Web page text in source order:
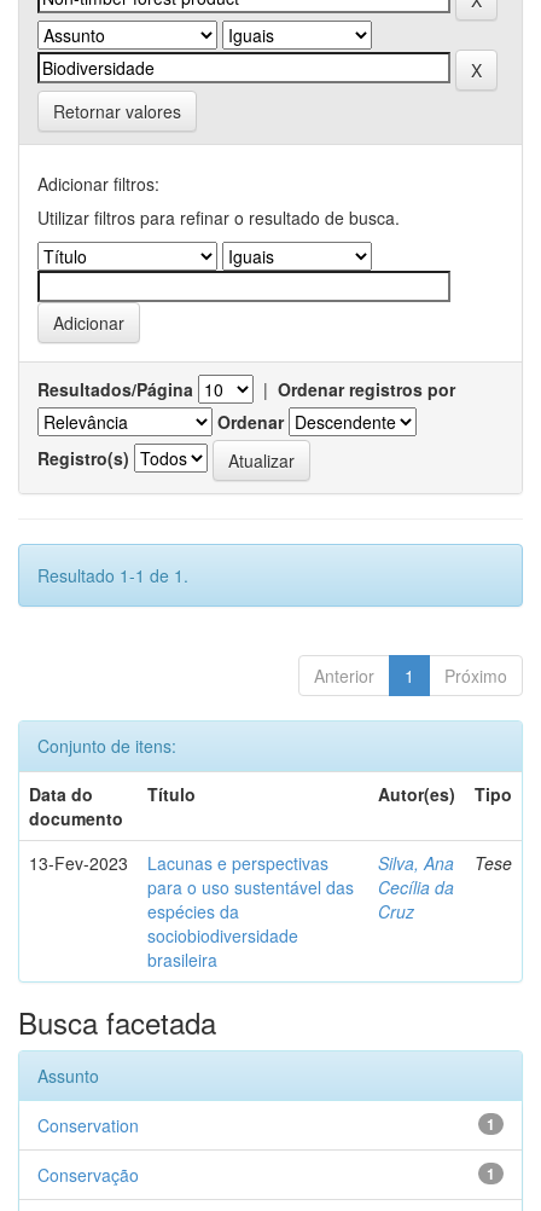
Retornar valores
Adicionar filtros:
Utilizar filtros para refinar o resultado de busca.
Resultados/Página | Ordenar registros por
Ordenar
Registro(s)
Resultado 1-1 de 1.
Anterior 1 Próximo
Conjunto de itens:
Data do
documento
Título Autor(es) Tipo
13-Fev-2023
Lacunas e perspectivas
para o uso sustentável das
espécies da
sociobiodiversidade
brasileira
Silva, Ana
Cecília da
Cruz
Tese
Busca facetada
Assunto
1
Conservation
1
Conservação